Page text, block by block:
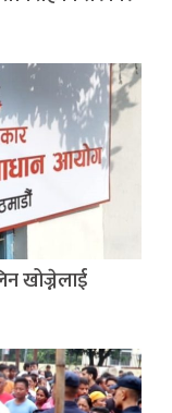
खोज्नेलाई